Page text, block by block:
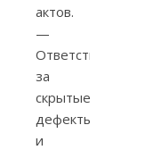
актов.
—
Ответственность
за
скрытые
дефекты
и